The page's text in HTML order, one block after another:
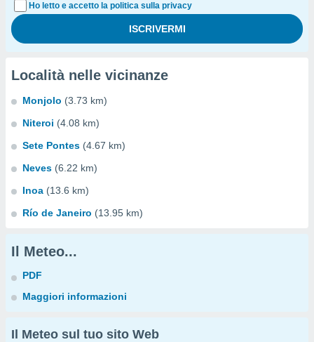
Ho letto e accetto la politica sulla privacy
Località nelle vicinanze
Monjolo (3.73 km)
Niteroi (4.08 km)
Sete Pontes (4.67 km)
Neves (6.22 km)
Inoa (13.6 km)
Río de Janeiro (13.95 km)
Il Meteo...
PDF
Maggiori informazioni
Il Meteo sul tuo sito Web